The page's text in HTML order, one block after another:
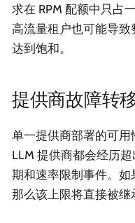
求在 RPM 配额中只占
高流量租户也可能导
达到饱和。
提供商故障转
单一提供商部署的可
LLM 提供商都会经历
期和速率限制事件。如
那么该上限将直接被继